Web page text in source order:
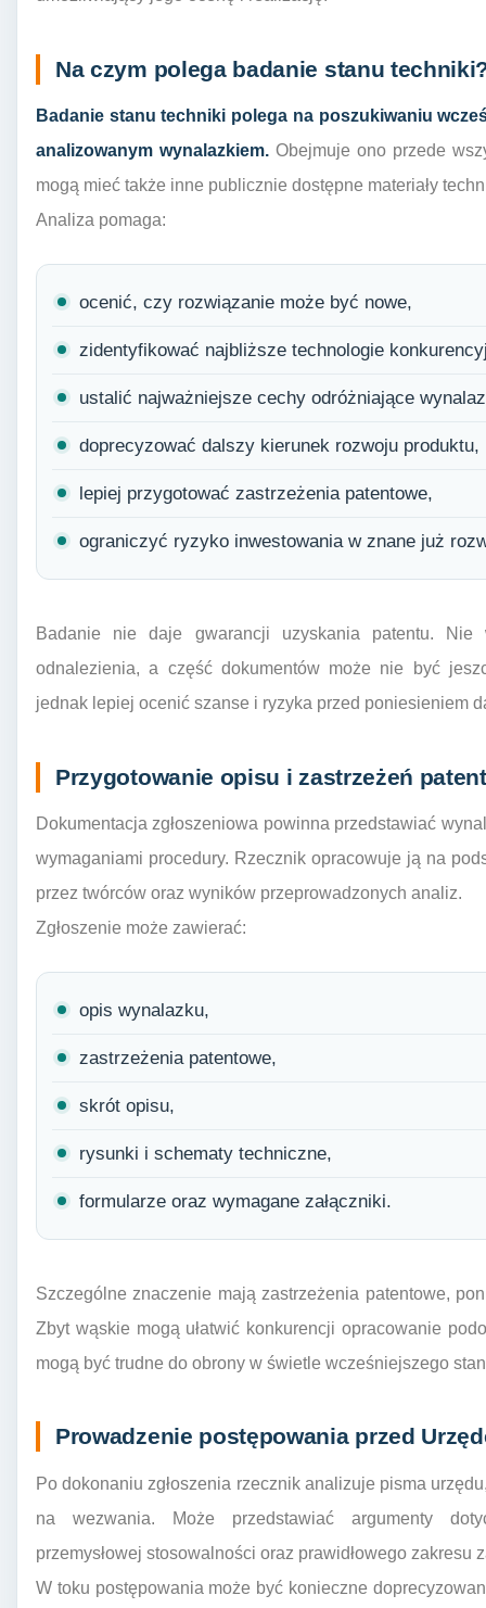
Na czym polega badanie stanu
Badanie stanu techniki polega na poszukiwaniu
analizowanym wynalazkiem. Obejmuje ono przede
mogą mieć także inne publicznie dostępne materiały
Analiza pomaga:
ocenić, czy rozwiązanie może być nowe,
zidentyfikować najbliższe technologie
ustalić najważniejsze cechy odróżniające
doprecyzować dalszy kierunek rozwoju produktu,
lepiej przygotować zastrzeżenia patentowe,
ograniczyć ryzyko inwestowania w znane już
Badanie nie daje gwarancji uzyskania patentu. Nie
odnalezienia, a część dokumentów może nie być
jednak lepiej ocenić szanse i ryzyka przed poniesieniem
Przygotowanie opisu i zastrzeżeń
Dokumentacja zgłoszeniowa powinna przedstawiać
wymaganiami procedury. Rzecznik opracowuje ją na
przez twórców oraz wyników przeprowadzonych analiz.
Zgłoszenie może zawierać:
opis wynalazku,
zastrzeżenia patentowe,
skrót opisu,
rysunki i schematy techniczne,
formularze oraz wymagane załączniki.
Szczególne znaczenie mają zastrzeżenia patentowe,
Zbyt wąskie mogą ułatwić konkurencji opracowanie
mogą być trudne do obrony w świetle wcześniejszego
Prowadzenie postępowania przed
Po dokonaniu zgłoszenia rzecznik analizuje pisma
na wezwania. Może przedstawiać argumenty
przemysłowej stosowalności oraz prawidłowego zakresu
W toku postępowania może być konieczne